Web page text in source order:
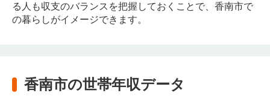
る人も収支のバランスを把握しておくことで、香南市で
の暮らしがイメージできます。
香南市の世帯年収データ